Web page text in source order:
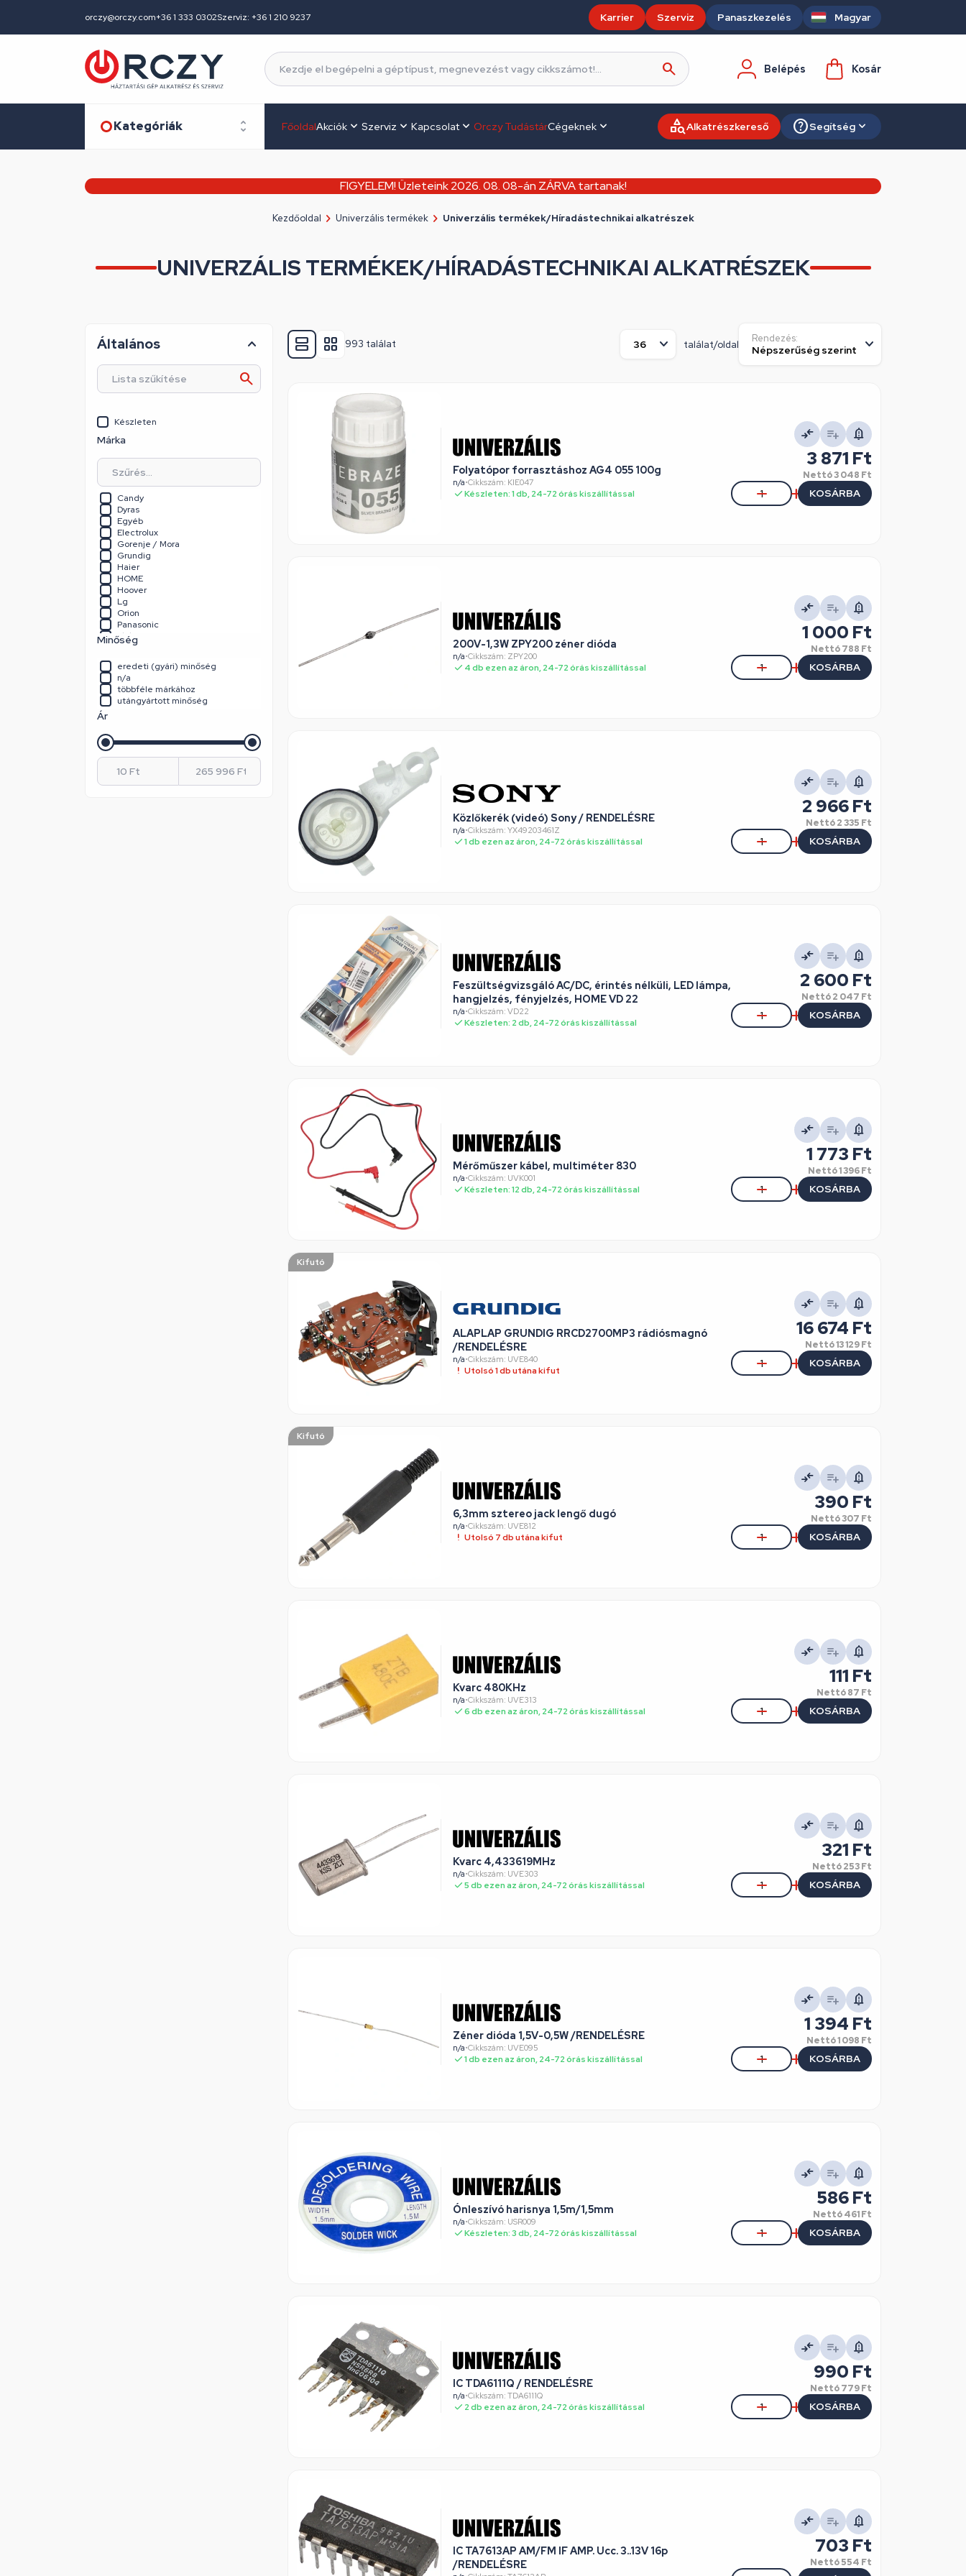
orczy@orczy.com+36 1 333 0302Szerviz: +36 1 210 9237 Karrier Szerviz Panaszkezelés Magyar
Belépés Kosár
Kategóriák FőoldalAkciók Szerviz Kapcsolat Orczy TudástárCégeknek Alkatrészkereső Segítség
FIGYELEM! Üzleteink 2026. 08. 08-án ZÁRVA tartanak!
Kezdőoldal Univerzális termékek Univerzális termékek/Híradástechnikai alkatrészek
UNIVERZÁLIS TERMÉKEK/HÍRADÁSTECHNIKAI ALKATRÉSZEK
993 találat találat/oldal
Rendezés:
Folyatópor forrasztáshoz AG4 055 100g
n/a•Cikkszám: KIE047
Készleten: 1 db, 24-72 órás kiszállítással
3 871 Ft
Nettó3 048 Ft
KOSÁRBA
200V-1,3W ZPY200 zéner dióda
n/a•Cikkszám: ZPY200
4 db ezen az áron, 24-72 órás kiszállítással
1 000 Ft
Nettó788 Ft
KOSÁRBA
Közlőkerék (videó) Sony / RENDELÉSRE
n/a•Cikkszám: YX49203461Z
1 db ezen az áron, 24-72 órás kiszállítással
2 966 Ft
Nettó2 335 Ft
KOSÁRBA
Feszültségvizsgáló AC/DC, érintés nélküli, LED lámpa,
hangjelzés, fényjelzés, HOME VD 22
n/a•Cikkszám: VD22
Készleten: 2 db, 24-72 órás kiszállítással
2 600 Ft
Nettó2 047 Ft
KOSÁRBA
Mérőműszer kábel, multiméter 830
n/a•Cikkszám: UVK001
Készleten: 12 db, 24-72 órás kiszállítással
1 773 Ft
Nettó1 396 Ft
KOSÁRBA
Kifutó
ALAPLAP GRUNDIG RRCD2700MP3 rádiósmagnó
/RENDELÉSRE
n/a•Cikkszám: UVE840
Utolsó 1 db utána kifut
16 674 Ft
Nettó13 129 Ft
KOSÁRBA
Kifutó
6,3mm sztereo jack lengő dugó
n/a•Cikkszám: UVE812
Utolsó 7 db utána kifut
390 Ft
Nettó307 Ft
KOSÁRBA
Kvarc 480KHz
n/a•Cikkszám: UVE313
6 db ezen az áron, 24-72 órás kiszállítással
111 Ft
Nettó87 Ft
KOSÁRBA
Kvarc 4,433619MHz
n/a•Cikkszám: UVE303
5 db ezen az áron, 24-72 órás kiszállítással
321 Ft
Nettó253 Ft
KOSÁRBA
Zéner dióda 1,5V-0,5W /RENDELÉSRE
n/a•Cikkszám: UVE095
1 db ezen az áron, 24-72 órás kiszállítással
1 394 Ft
Nettó1 098 Ft
KOSÁRBA
Ónleszívó harisnya 1,5m/1,5mm
n/a•Cikkszám: USR009
Készleten: 3 db, 24-72 órás kiszállítással
586 Ft
Nettó461 Ft
KOSÁRBA
IC TDA6111Q / RENDELÉSRE
n/a•Cikkszám: TDA6111Q
2 db ezen az áron, 24-72 órás kiszállítással
990 Ft
Nettó779 Ft
KOSÁRBA
IC TA7613AP AM/FM IF AMP. Ucc. 3..13V 16p
/RENDELÉSRE
703 Ft
Nettó554 Ft
Általános
Készleten
Márka
Candy
Dyras
Egyéb
Electrolux
Gorenje / Mora
Grundig
Haier
HOME
Hoover
Lg
Orion
Panasonic
Philips
Samsung
Siemens
Sony
Univerzális
Whirlpool / Indesit
Minőség
eredeti (gyári) minőség
n/a
többféle márkához
utángyártott minőség
Ár